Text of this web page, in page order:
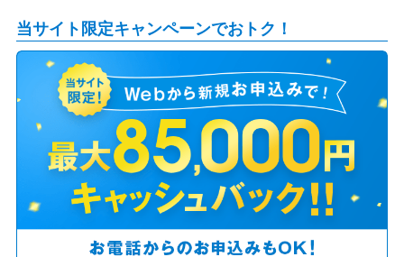
当サイト限定キャンペーンでおトク！